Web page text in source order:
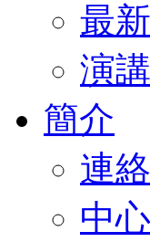
最
演
簡介
連
中